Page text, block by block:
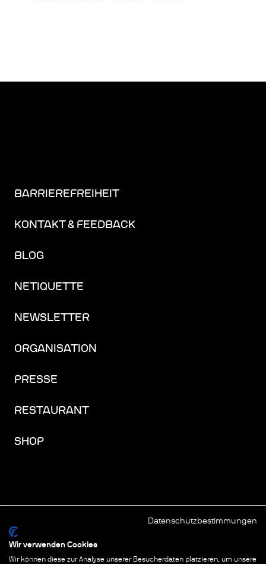
Datenschutzbestimmungen
Wir verwenden Cookies
Wir können diese zur Analyse unserer Besucherdaten platzieren, um unsere
BARRIEREFREIHEIT
KONTAKT & FEEDBACK
BLOG
NETIQUETTE
NEWSLETTER
ORGANISATION
PRESSE
RESTAURANT
SHOP
LINKEDINTHREADS
IMPRESSUM